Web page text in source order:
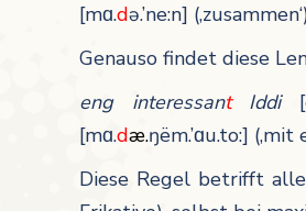
[mɑ.də.’ne:n]
Genauso findet diese
eng interessant Iddi
[mɑ.dæ.ŋëm.’ɑu.to:] (‚mit
Diese Regel betrifft